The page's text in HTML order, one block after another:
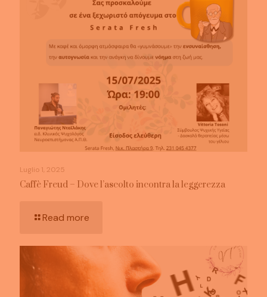
Luglio 1, 2025
Caffè Freud – Dove l’ascolto incontra la leggerezza
Read more